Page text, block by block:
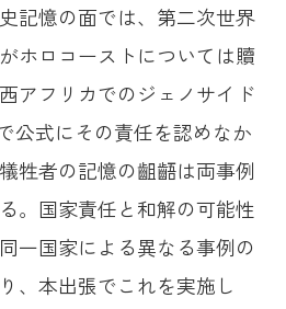
記憶の面では、第二次世界
ホロコーストについては贖
アフリカでのジェノサイド
公式にその責任を認めなか
牲者の記憶の齟齬は両事例
。国家責任と和解の可能性
一国家による異なる事例の
、本出張でこれを実施し